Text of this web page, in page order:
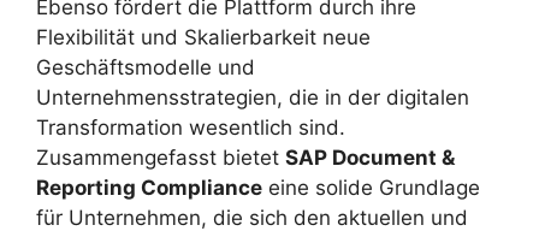
Ebenso fördert die Plattform durch ihre
Flexibilität und Skalierbarkeit neue
Geschäftsmodelle und
Unternehmensstrategien, die in der digitalen
Transformation wesentlich sind.
Zusammengefasst bietet SAP Document &
Reporting Compliance eine solide Grundlage
für Unternehmen, die sich den aktuellen und